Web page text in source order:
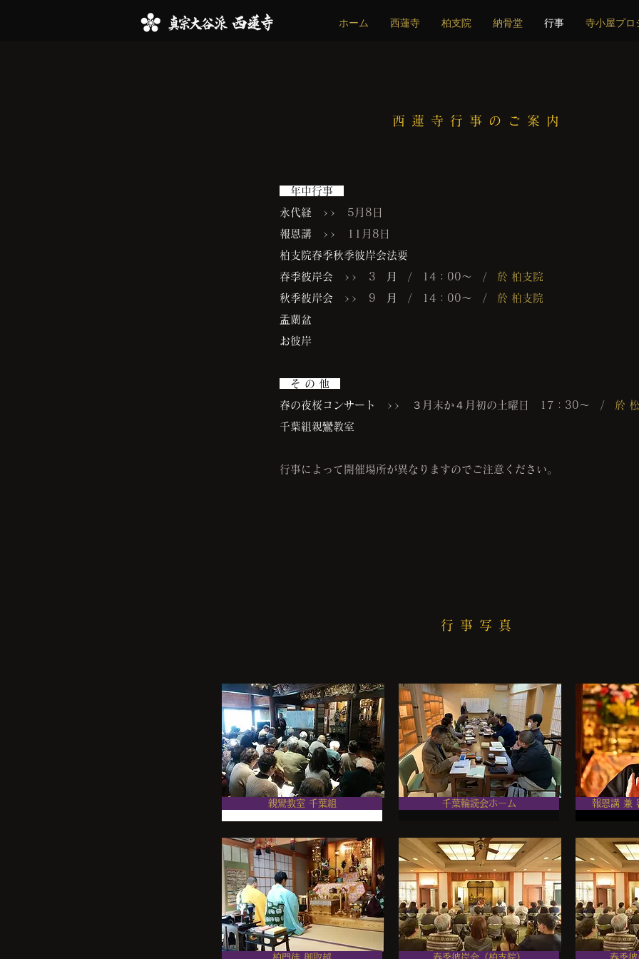
ホーム 西蓮寺 柏支院 納骨堂 行事 寺小屋プロ
西蓮寺行事のご案内
年中行事
永代経 >> 5月8日
報恩講 >>
11月8日
柏支院春季秋季彼岸会法要
春季彼岸会
>> 3 月 / 14：00～ /
於 柏支院
秋季彼岸会 >> 9 月 / 14：00～ /
於 柏支院
盂蘭盆
お彼岸
そ の 他
春の夜桜コンサート
>> ３月末か４月初の土曜日 17：30～ / 於
千葉組親鸞教室
行事によって開催場所が異なりますのでご注意ください。
行事写真
親鸞教室 千葉組 千葉輪読会ホーム 報恩講 兼